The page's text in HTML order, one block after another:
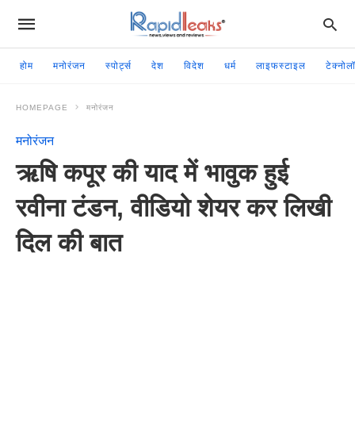
होम मनोरंजन स्पोर्ट्स देश विदेश धर्म लाइफस्टाइल
HOMEPAGE मनोरंजन
मनोरंजन
ऋषि कपूर की याद में भावुक हुई
रवीना टंडन, वीडियो शेयर कर लिखी
दिल की बात